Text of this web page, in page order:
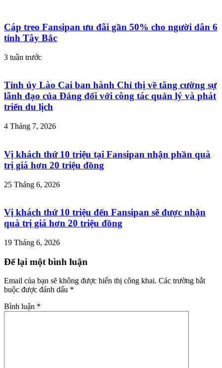
Cáp treo Fansipan ưu đãi gần 50% cho người dân 6
tỉnh Tây Bắc
3 tuần trước
Tỉnh ủy Lào Cai ban hành Chỉ thị về tăng cường sự
lãnh đạo của Đảng đối với công tác quản lý và phát
triển du lịch
4 Tháng 7, 2026
Vị khách thứ 10 triệu tại Fansipan nhận phần quà
trị giá hơn 20 triệu đồng
25 Tháng 6, 2026
Vị khách thứ 10 triệu đến Fansipan sẽ được nhận
quà trị giá hơn 20 triệu đồng
19 Tháng 6, 2026
Để lại một bình luận
Email của bạn sẽ không được hiển thị công khai. Các trường bắt
buộc được đánh dấu *
Bình luận *